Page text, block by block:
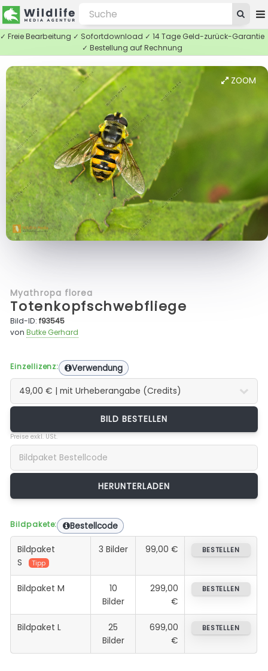
✓ Freie Bearbeitung ✓ Sofortdownload ✓ 14 Tage Geld-zurück-Garantie
✓ Bestellung auf Rechnung
ZOOM
Myathropa florea
Totenkopfschwebfliege
Bild-ID:f93545
vonButke Gerhard
Einzellizenz: Verwendung
BILD BESTELLEN
Preise exkl. USt.
Bildpakete: Bestellcode
Bildpaket
S
Tipp
3 Bilder 99,00 € BESTELLEN
Bildpaket M
10
Bilder
299,00
€
BESTELLEN
Bildpaket L
25
Bilder
699,00
€
BESTELLEN